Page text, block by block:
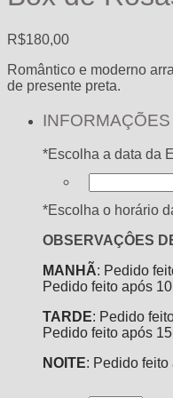
R$180,00
Romântico e moderno
de presente preta.
*Escolha a data da
*Escolha o horário
OBSERVAÇÔES
MANHÃ: Pedido
Pedido feito após
TARDE: Pedido
Pedido feito após
NOITE: Pedido feito